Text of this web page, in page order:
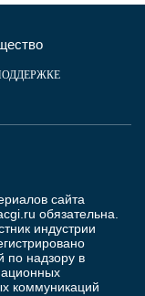
сайта
обязательна.
индустрии
по надзору в
коммуникаций